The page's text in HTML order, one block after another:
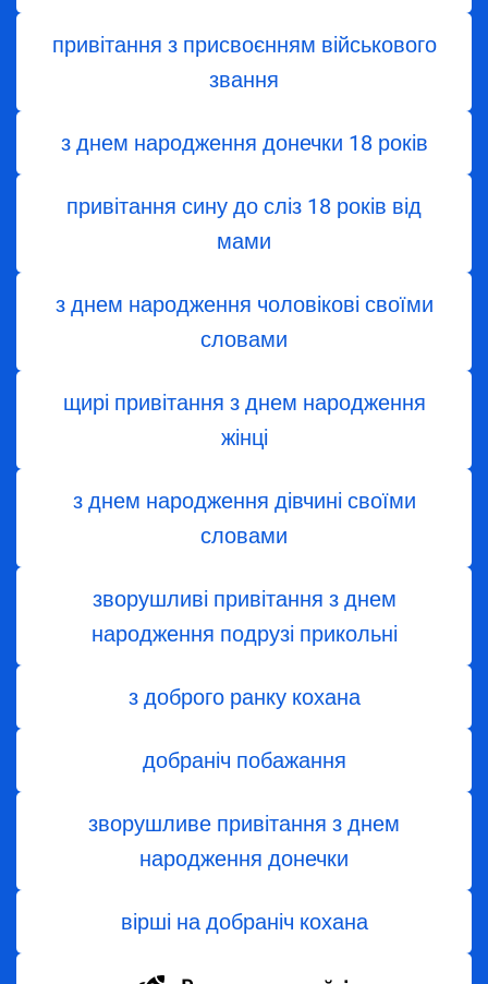
привітання з присвоєнням військового
звання
з днем народження донечки 18 років
привітання сину до сліз 18 років від
мами
з днем народження чоловікові своїми
словами
щирі привітання з днем народження
жінці
з днем ​​народження дівчині своїми
словами
зворушливі привітання з днем
народження подрузі прикольні
з доброго ранку кохана
добраніч побажання
зворушливе привітання з днем
народження донечки
вірші на добраніч кохана